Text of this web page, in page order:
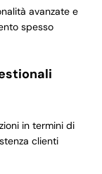
avanzate e
spesso
in termini di
clienti